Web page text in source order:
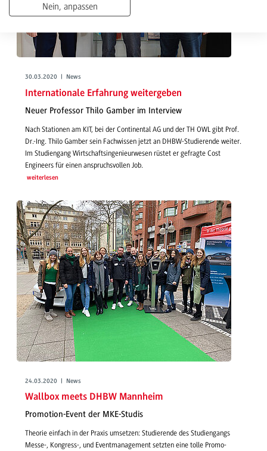
30.03.2020 | News
Internationale Erfahrung weitergeben
Neuer Professor Thilo Gamber im Interview
Nach Stationen am KIT, bei der Continental AG und der TH OWL gibt Prof.
Dr.-Ing. Thilo Gamber sein Fachwissen jetzt an DHBW-Studierende weiter.
Im Studiengang Wirtschaftsingenieurwesen rüstet er gefragte Cost
Engineers für einen anspruchsvollen Job.
weiterlesen
24.03.2020 | News
Wallbox meets DHBW Mannheim
Promotion-Event der MKE-Studis
Theorie einfach in der Praxis umsetzen: Studierende des Studiengangs
Messe-, Kongress-, und Eventmanagement setzten eine tolle Promo-
Nein, anpassen